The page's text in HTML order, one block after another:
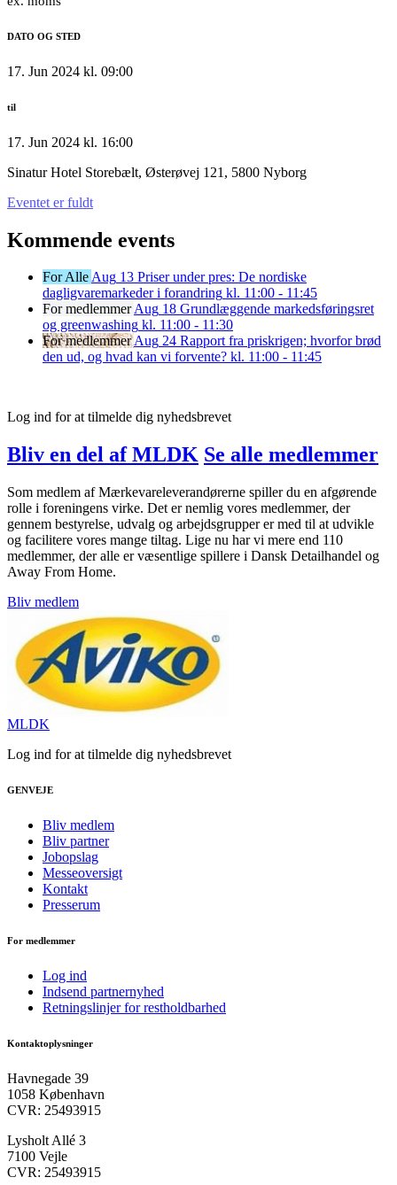
DATO OG STED
17. Jun 2024 kl. 09:00
til
17. Jun 2024 kl. 16:00
Sinatur Hotel Storebælt, Østerøvej 121, 5800 Nyborg
Eventet er fuldt
Kommende events
For AlleAug 13 Priser under pres: De nordiske
dagligvaremarkeder i forandring kl. 11:00 - 11:45
For medlemmerAug 18 Grundlæggende markedsføringsret
og greenwashing kl. 11:00 - 11:30
For medlemmerAug 24 Rapport fra priskrigen; hvorfor brød
den ud, og hvad kan vi forvente? kl. 11:00 - 11:45
Log ind for at tilmelde dig nyhedsbrevet
Bliv en del af MLDK Se alle medlemmer
Som medlem af Mærkevareleverandørerne spiller du en afgørende
rolle i foreningens virke. Det er nemlig vores medlemmer, der
gennem bestyrelse, udvalg og arbejdsgrupper er med til at udvikle
og facilitere vores mange tiltag. Lige nu har vi mere end 110
medlemmer, der alle er væsentlige spillere i Dansk Detailhandel og
Away From Home.
Bliv medlem
MLDK
Log ind for at tilmelde dig nyhedsbrevet
GENVEJE
Bliv medlem
Bliv partner
Jobopslag
Messeoversigt
Kontakt
Presserum
For medlemmer
Log ind
Indsend partnernyhed
Retningslinjer for restholdbarhed
Kontaktoplysninger
Havnegade 39
1058 København
CVR: 25493915
Lysholt Allé 3
7100 Vejle
CVR: 25493915